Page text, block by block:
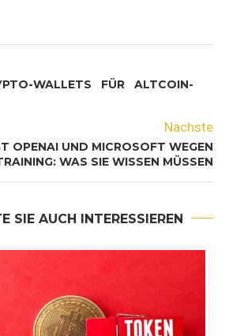
WALLETS FÜR ALTCOIN-
Nächste
OPENAI UND MICROSOFT WEGEN
WAS SIE WISSEN MÜSSEN
SIE AUCH INTERESSIEREN